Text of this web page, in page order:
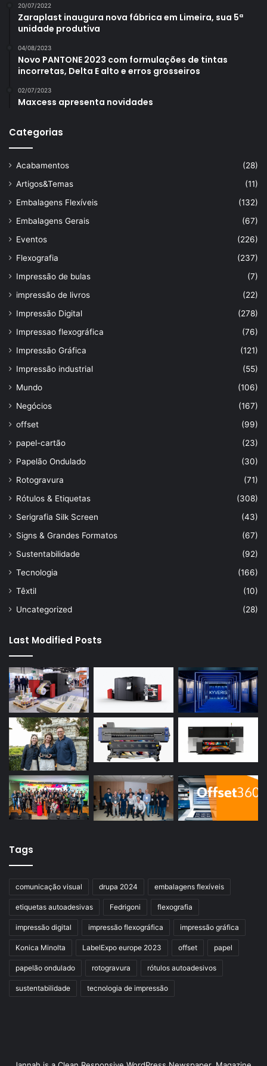
20/07/2022
Zaraplast inaugura nova fábrica em Limeira, sua 5ª
unidade produtiva
04/08/2023
Novo PANTONE 2023 com formulações de tintas
incorretas, Delta E alto e erros grosseiros
02/07/2023
Maxcess apresenta novidades
Categorias
Acabamentos
(28)
Artigos&Temas
(11)
Embalagens Flexíveis
(132)
Embalagens Gerais
(67)
Eventos
(226)
Flexografia
(237)
Impressão de bulas
(7)
impressão de livros
(22)
Impressão Digital
(278)
Impressao flexográfica
(76)
Impressão Gráfica
(121)
Impressão industrial
(55)
Mundo
(106)
Negócios
(167)
offset
(99)
papel-cartão
(23)
Papelão Ondulado
(30)
Rotogravura
(71)
Rótulos & Etiquetas
(308)
Serigrafia Silk Screen
(43)
Signs & Grandes Formatos
(67)
Sustentabilidade
(92)
Tecnologia
(166)
Têxtil
(10)
Uncategorized
(28)
Last Modified Posts
Tags
comunicação visual drupa 2024 embalagens flexíveis
etiquetas autoadesivas Fedrigoni flexografia
impressão digital impressão flexográfica impressão gráfica
Konica Minolta LabelExpo europe 2023 offset papel
papelão ondulado rotogravura rótulos autoadesivos
sustentabilidade tecnologia de impressão